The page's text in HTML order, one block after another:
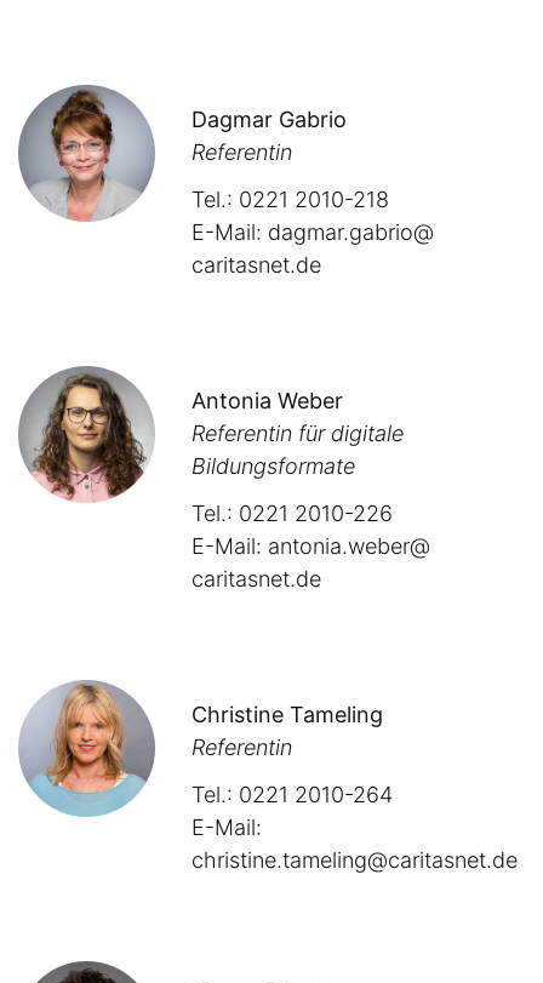
Dagmar Gabrio
Referentin
Tel.: 0221 2010-218
E-Mail: dagmar.gabrio@​
caritasnet.de
Antonia Weber
Referentin für digitale
Bildungsformate
Tel.: 0221 2010-226
E-Mail: antonia.weber@​
caritasnet.de
Christine Tameling
Referentin
Tel.: 0221 2010-264
E-Mail:
christine.tameling@caritasnet.de